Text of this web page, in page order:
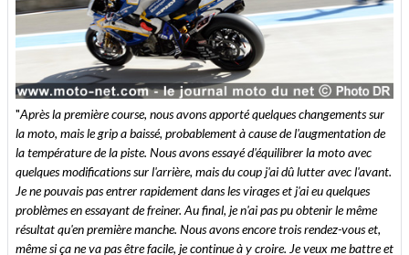
"Après la première course, nous avons apporté quelques changements sur
la moto, mais le grip a baissé, probablement à cause de l'augmentation de
la température de la piste. Nous avons essayé d'équilibrer la moto avec
quelques modifications sur l'arrière, mais du coup j'ai dû lutter avec l'avant.
Je ne pouvais pas entrer rapidement dans les virages et j'ai eu quelques
problèmes en essayant de freiner. Au final, je n'ai pas pu obtenir le même
résultat qu'en première manche. Nous avons encore trois rendez-vous et,
même si ça ne va pas être facile, je continue à y croire. Je veux me battre et